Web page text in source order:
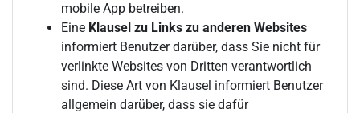
mobile App betreiben.
Eine Klausel zu Links zu anderen Websites
informiert Benutzer darüber, dass Sie nicht für
verlinkte Websites von Dritten verantwortlich
sind. Diese Art von Klausel informiert Benutzer
allgemein darüber, dass sie dafür